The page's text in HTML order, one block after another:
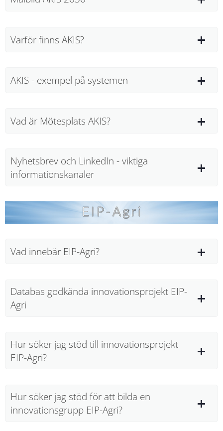
Varför finns AKIS?
AKIS - exempel på systemen
Vad är Mötesplats AKIS?
Nyhetsbrev och LinkedIn - viktiga
informationskanaler
Vad innebär EIP-Agri?
Databas godkända innovationsprojekt EIP-
Agri
Hur söker jag stöd till innovationsprojekt
EIP-Agri?
Hur söker jag stöd för att bilda en
innovationsgrupp EIP-Agri?